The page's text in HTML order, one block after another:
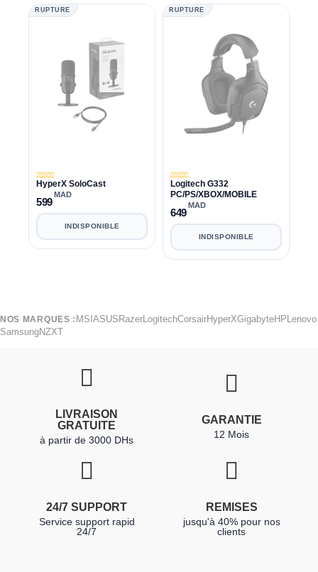
RUPTURE
HyperX SoloCast
599
MAD
INDISPONIBLE
RUPTURE
Logitech G332
PC/PS/XBOX/MOBILE
649
MAD
INDISPONIBLE
NOS MARQUES : MSI ASUS RazerLogitechCorsairHyperXGigabyteHP Lenovo
SamsungNZXT
LIVRAISON
GRATUITE
à partir de 3000 DHs
GARANTIE
12 Mois
24/7 SUPPORT
Service support rapid
24/7
REMISES
jusqu'à 40% pour nos
clients